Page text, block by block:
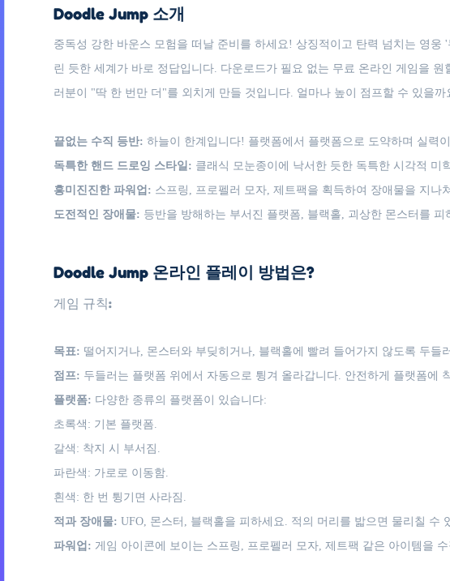
Doodle Jump 소개
중독성 강한 바운스 모험을 떠날 준비를 하세요! 상징적이고 탄력 넘치는 영
린 듯한 세계가 바로 정답입니다. 다운로드가 필요 없는 무료 온라인 게임을
러분이 "딱 한 번만 더"를 외치게 만들 것입니다. 얼마나 높이 점프할 수 있을까
끝없는 수직 등반: 하늘이 한계입니다! 플랫폼에서 플랫폼으로 도약하며 실력
독특한 핸드 드로잉 스타일: 클래식 모눈종이에 낙서한 듯한 독특한 시각적 미
흥미진진한 파워업: 스프링, 프로펠러 모자, 제트팩을 획득하여 장애물을 지나
도전적인 장애물: 등반을 방해하는 부서진 플랫폼, 블랙홀, 괴상한 몬스터를 피
Doodle Jump 온라인 플레이 방법은?
게임 규칙:
목표: 떨어지거나, 몬스터와 부딪히거나, 블랙홀에 빨려 들어가지 않도록 두들
점프: 두들러는 플랫폼 위에서 자동으로 튕겨 올라갑니다. 안전하게 플랫폼에
플랫폼: 다양한 종류의 플랫폼이 있습니다:
초록색: 기본 플랫폼.
갈색: 착지 시 부서짐.
파란색: 가로로 이동함.
흰색: 한 번 튕기면 사라짐.
적과 장애물: UFO, 몬스터, 블랙홀을 피하세요. 적의 머리를 밟으면 물리칠
파워업: 게임 아이콘에 보이는 스프링, 프로펠러 모자, 제트팩 같은 아이템을